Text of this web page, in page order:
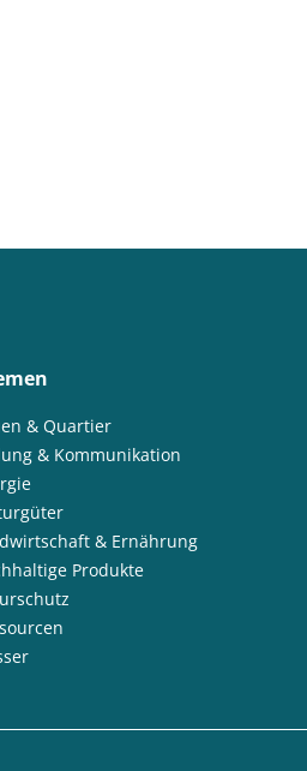
& Quartier
& Kommunikation
& Ernährung
Produkte